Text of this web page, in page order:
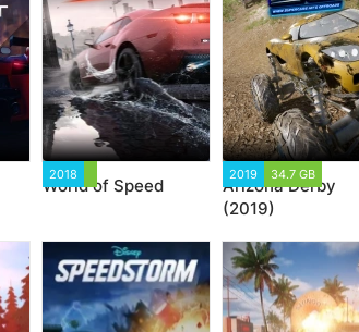
2018
World of Speed
2019 34.7 GB
Arizona Derby
(2019)